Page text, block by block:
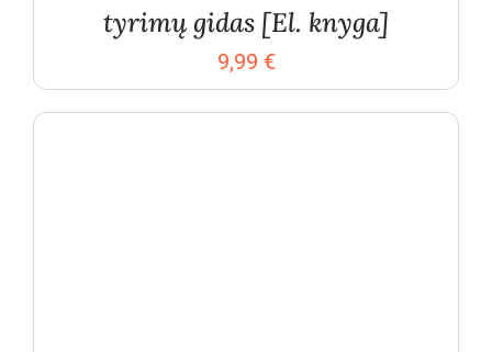
tyrimų gidas [El. knyga]
9,99 €